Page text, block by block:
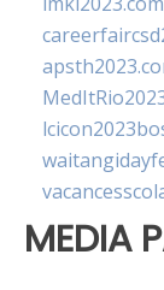
MEDIA